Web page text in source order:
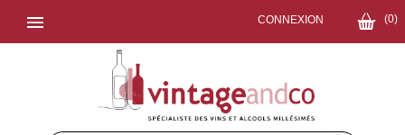
 (0)
CONNEXION